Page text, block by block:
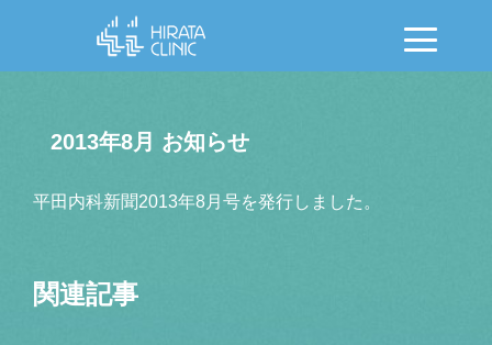
2013年8月 お知らせ
平田内科新聞2013年8月号を発行しました。
関連記事